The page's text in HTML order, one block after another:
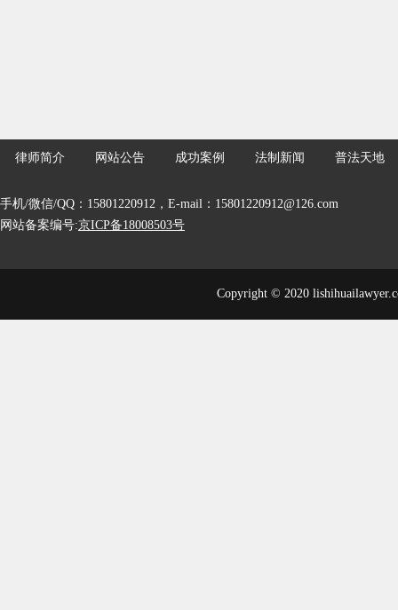
手机/微信/QQ：15801220912，E-mail：15801220912@126.com
网站备案编号:京ICP备18008503号
律师简介 网站公告 成功案例 法制新闻 普法天地
Copyright © 2020